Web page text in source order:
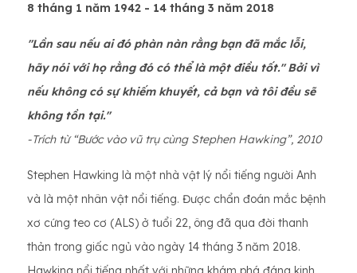
8 tháng 1 năm 1942 - 14 tháng 3 năm 2018
"Lần sau nếu ai đó phàn nàn rằng bạn đã mắc lỗi,
hãy nói với họ rằng đó có thể là một điều tốt." Bởi vì
nếu không có sự khiếm khuyết, cả bạn và tôi đều sẽ
không tồn tại."
-Trích từ “Bước vào vũ trụ cùng Stephen Hawking”, 2010
Stephen Hawking là một nhà vật lý nổi tiếng người Anh
và là một nhân vật nổi tiếng. Được chẩn đoán mắc bệnh
xơ cứng teo cơ (ALS) ở tuổi 22, ông đã qua đời thanh
thản trong giấc ngủ vào ngày 14 tháng 3 năm 2018.